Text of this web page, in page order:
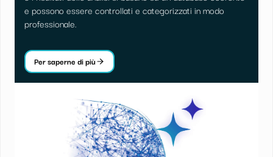
e possono essere controllati e categorizzati in modo
professionale.
Per saperne di più